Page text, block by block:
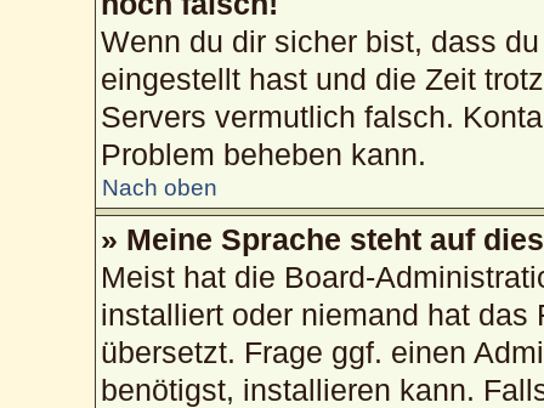
Wenn du dir sicher bist, dass
eingestellt hast und die Zeit
Servers vermutlich falsch.
Problem beheben kann.
Nach oben
» Meine Sprache steht auf
Meist hat die Board-
installiert oder niemand hat
übersetzt. Frage ggf. einen
benötigst, installieren kann.